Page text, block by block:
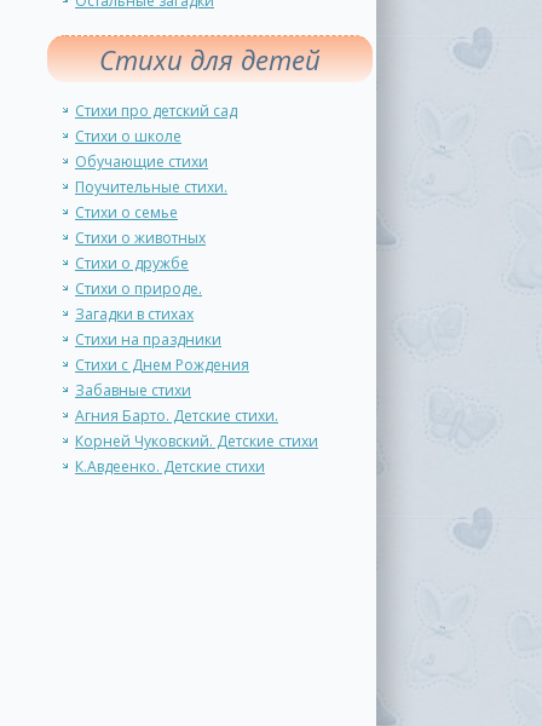
Стихи для детей
Стихи про детский сад
Стихи о школе
Обучающие стихи
Поучительные стихи.
Стихи о семье
Стихи о животных
Стихи о дружбе
Стихи о природе.
Загадки в стихах
Стихи на праздники
Стихи с Днем Рождения
Забавные стихи
Агния Барто. Детские стихи.
Корней Чуковский. Детские стихи
К.Авдеенко. Детские стихи